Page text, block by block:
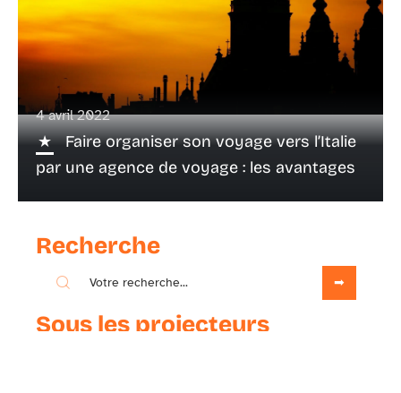
4 avril 2022
Faire organiser son voyage vers l’Italie
par une agence de voyage : les avantages
Recherche
Sous les projecteurs